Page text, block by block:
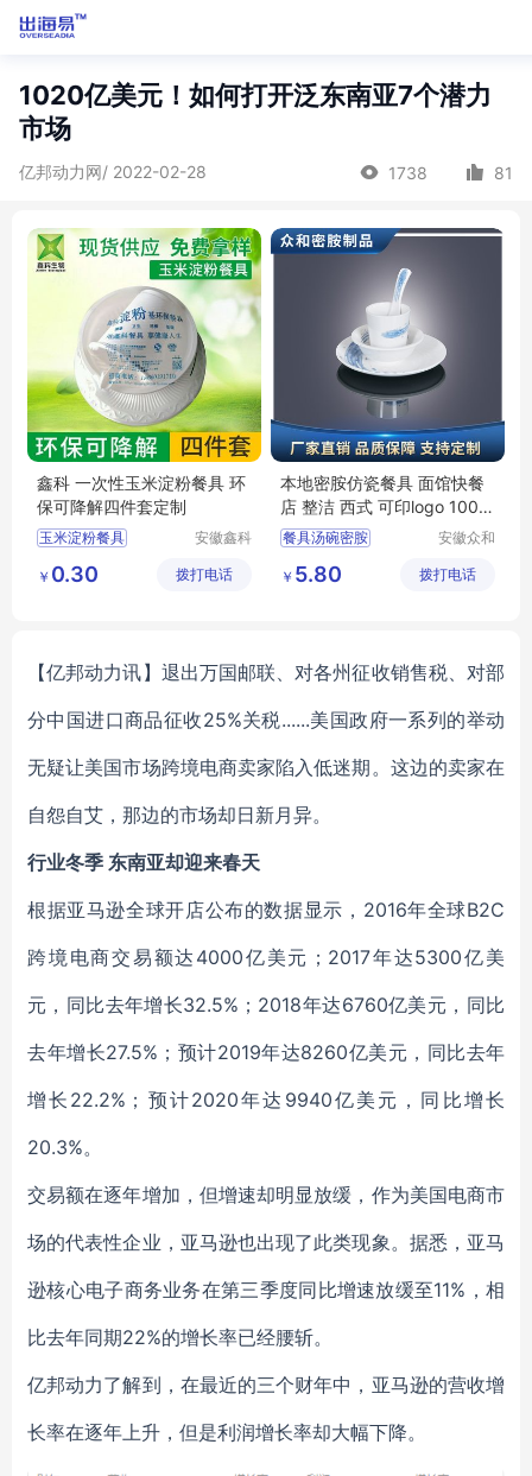
1020亿美元！如何打开泛东南亚7个潜力
市场
亿邦动力网/ 2022-02-28 1738 81
鑫科 一次性玉米淀粉餐具 环
保可降解四件套定制
玉米淀粉餐具
可降解餐具
环保餐具
安徽鑫科
有限公司
￥ 0.30 拨打电话
本地密胺仿瓷餐具 面馆快餐
店 整洁 西式 可印logo 100起
订 众和
餐具汤碗密胺
密胺餐具餐具生产厂家
安徽众和
有限公司
￥ 5.80 拨打电话
【亿邦动力讯】退出万国邮联、对各州征收销售税、对部
分中国进口商品征收25%关税......美国政府一系列的举动
无疑让美国市场跨境电商卖家陷入低迷期。这边的卖家在
自怨自艾，那边的市场却日新月异。
行业冬季 东南亚却迎来春天
根据亚马逊全球开店公布的数据显示，2016年全球B2C
跨境电商交易额达4000亿美元；2017年达5300亿美
元，同比去年增长32.5%；2018年达6760亿美元，同比
去年增长27.5%；预计2019年达8260亿美元，同比去年
增长22.2%；预计2020年达9940亿美元，同比增长
20.3%。
交易额在逐年增加，但增速却明显放缓，作为美国电商市
场的代表性企业，亚马逊也出现了此类现象。据悉，亚马
逊核心电子商务业务在第三季度同比增速放缓至11%，相
比去年同期22%的增长率已经腰斩。
亿邦动力了解到，在最近的三个财年中，亚马逊的营收增
长率在逐年上升，但是利润增长率却大幅下降。